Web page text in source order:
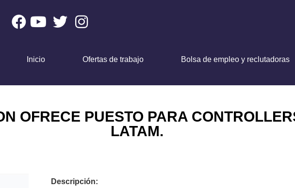
Inicio Ofertas de trabajo Bolsa de empleo y reclutadoras
OFRECE PUESTO PARA
LATAM.
Descripción: